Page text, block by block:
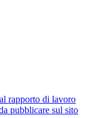
rapporto di lavoro
pubblicare sul sito